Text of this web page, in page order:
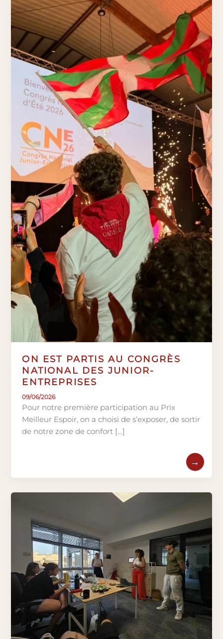
ON EST PARTIS AU CONGRÈS
NATIONAL DES JUNIOR-
ENTREPRISES
09/06/2026
Pour notre première participation au Prix
Meilleur Espoir, on a choisi de s’exposer, de sortir
de notre zone de confort […]
→